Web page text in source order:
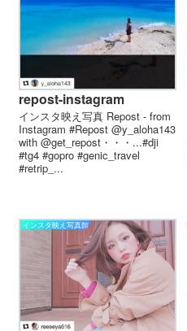
repost-instagram
インスタ映え写真 Repost - from
Instagram #Repost @y_aloha143
with @get_repost・・・...#dji
#tg4 #gopro #genic_travel
#retrip_...
インスタ映え写真館